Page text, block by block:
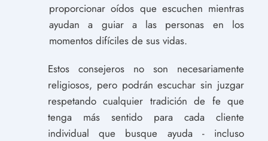
proporcionar oídos que escuchen mientras
ayudan a guiar a las personas en los
momentos difíciles de sus vidas.
Estos consejeros no son necesariamente
religiosos, pero podrán escuchar sin juzgar
respetando cualquier tradición de fe que
tenga más sentido para cada cliente
individual que busque ayuda - incluso